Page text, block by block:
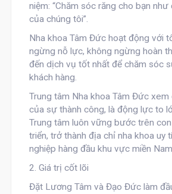
niệm: “Chăm sóc răng cho bạn
của chúng tôi”.
Nha khoa Tâm Đức hoạt động với
ngừng nỗ lực, không ngừng hoàn
đến dịch vụ tốt nhất để chăm sóc
khách hàng.
Trung tâm Nha khoa Tâm Đức xem
của sự thành công, là động lực to
Trung tâm luôn vững bước trên
triển, trở thành địa chỉ nha khoa uy
nghiệp hàng đầu khu vực miền
2. Giá trị cốt lõi
Đặt Lương Tâm và Đạo Đức làm